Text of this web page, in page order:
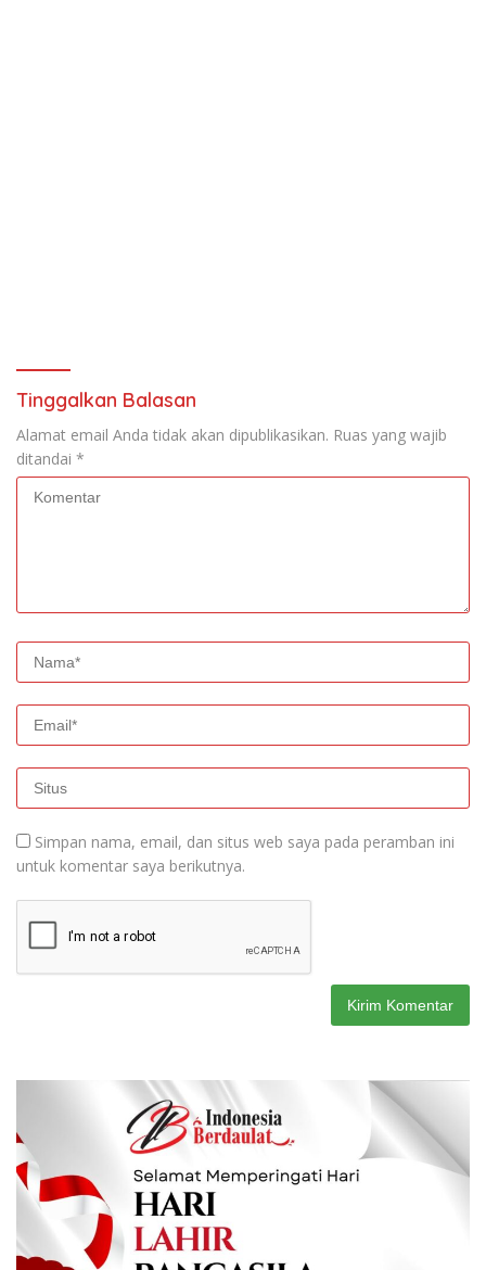
Tinggalkan Balasan
Alamat email Anda tidak akan dipublikasikan. Ruas yang wajib
ditandai *
Simpan nama, email, dan situs web saya pada peramban ini
untuk komentar saya berikutnya.